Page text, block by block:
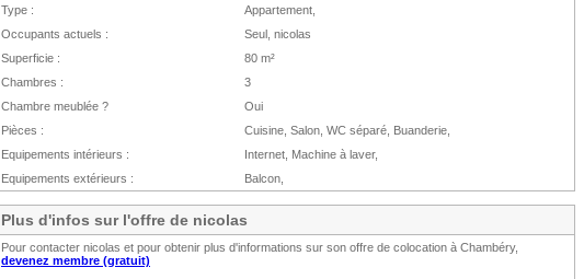
Type :
Appartement,
Occupants actuels :
Seul, nicolas
Superficie :
80 m²
Chambres :
3
Chambre meublée ?
Oui
Pièces :
Cuisine, Salon, WC séparé, Buanderie,
Equipements intérieurs :
Internet, Machine à laver,
Equipements extérieurs :
Balcon,
Plus d'infos sur l'offre de nicolas
Pour contacter nicolas et pour obtenir plus d'informations sur son offre de colocation à Chambéry,
devenez membre (gratuit)